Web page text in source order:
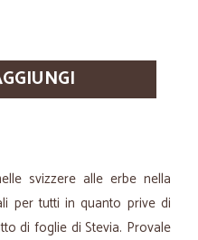
svizzere alle erbe nella
per tutti in quanto prive di
di foglie di Stevia. Provale